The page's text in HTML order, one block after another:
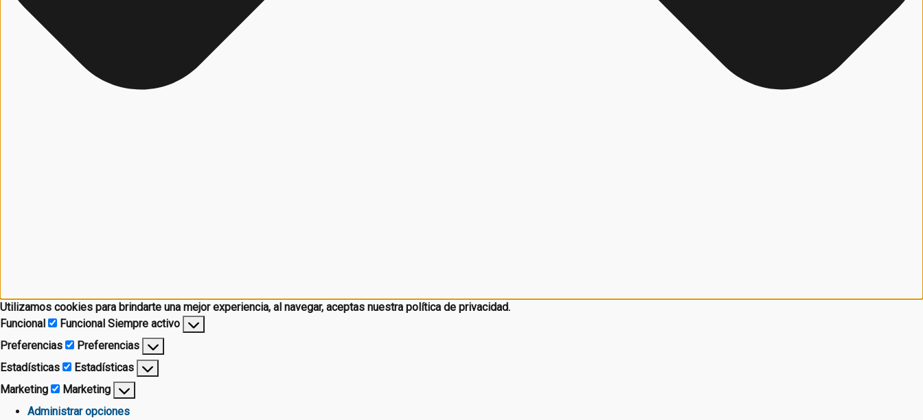
Utilizamos cookies para brindarte una mejor experiencia, al navegar, aceptas nuestra política de privacidad.
Funcional
Funcional Siempre activo
Preferencias
Preferencias
Estadísticas
Estadísticas
Marketing
Marketing
Administrar opciones